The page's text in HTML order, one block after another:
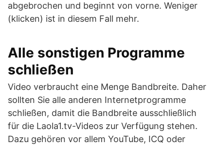
abgebrochen und beginnt von vorne. Weniger
(klicken) ist in diesem Fall mehr.
Alle sonstigen Programme
schließen
Video verbraucht eine Menge Bandbreite. Daher
sollten Sie alle anderen Internetprogramme
schließen, damit die Bandbreite ausschließlich
für die Laola1.tv-Videos zur Verfügung stehen.
Dazu gehören vor allem YouTube, ICQ oder